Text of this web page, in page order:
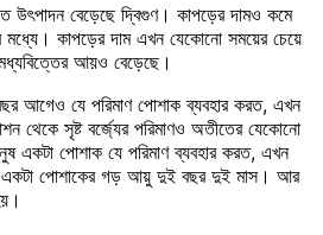
উৎপাদন বেড়েছে দ্বিগুণ। কাপড়ের দামও কমে
মধ্যে। কাপড়ের দাম এখন যেকোনো সময়ের চেয়ে
আয়ও বেড়েছে।
আগেও যে পরিমাণ পোশাক ব্যবহার করত, এখন
থেকে সৃষ্ট বর্জ্যের পরিমাণও অতীতের যেকোনো
একটা পোশাক যে পরিমাণ ব্যবহার করত, এখন
একটা পোশাকের গড় আয়ু দুই বছর দুই মাস। আর